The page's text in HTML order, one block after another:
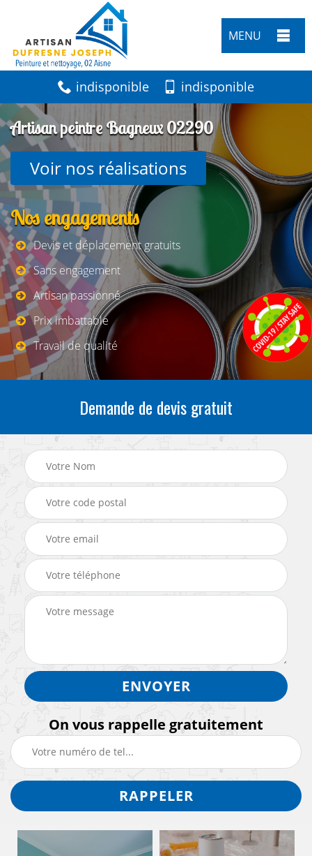
MENU
indisponible indisponible
Artisan peintre Bagneux 02290
Voir nos réalisations
Nos engagements
Devis et déplacement gratuits
Sans engagement
Artisan passionné
Prix imbattable
Travail de qualité
Demande de devis gratuit
On vous rappelle gratuitement